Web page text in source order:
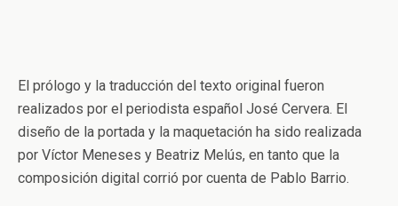
El prólogo y la traducción del texto original fueron
realizados por el periodista español José Cervera. El
diseño de la portada y la maquetación ha sido realizada
por Víctor Meneses y Beatriz Melús, en tanto que la
composición digital corrió por cuenta de Pablo Barrio.